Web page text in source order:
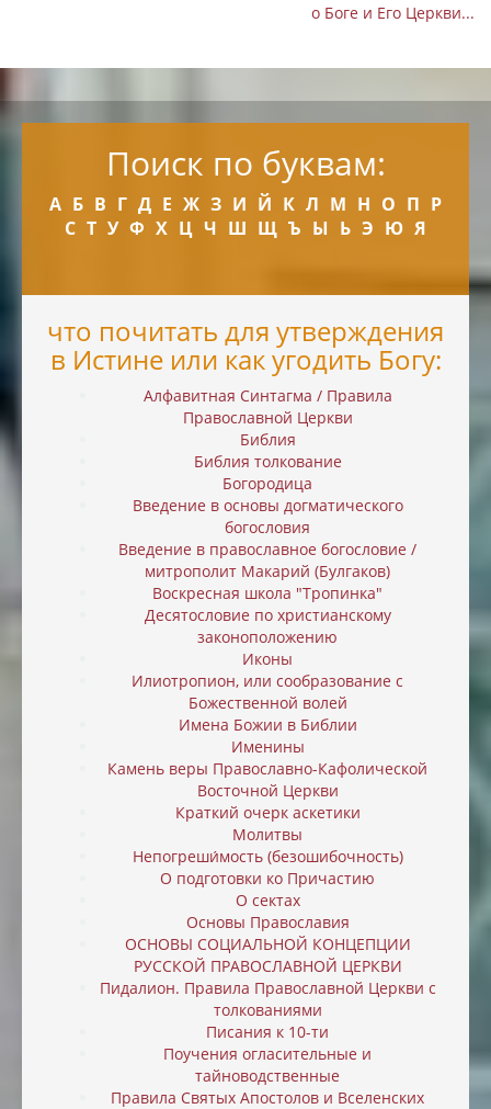
о Боге и Его Церкви...
Поиск по буквам:
А Б В Г Д Е Ж З И Й К Л М Н О П Р
С Т У Ф Х Ц Ч Ш Щ Ъ Ы Ь Э Ю Я
что почитать для утверждения
в Истине или как угодить Богу:
Алфавитная Синтагма / Правила
Православной Церкви
Библия
Библия толкование
Богородица
Введение в основы догматического
богословия
Введение в православное богословие /
митрополит Макарий (Булгаков)
Воскресная школа "Тропинка"
Десятословие по христианскому
законоположению
Иконы
Илиотропион, или cообразование с
Божественной волей
Имена Божии в Библии
Именины
Камень веры Православно-Кафолической
Восточной Церкви
Краткий очерк аскетики
Молитвы
Непогреши́мость (безошибочность)
О подготовки ко Причастию
О сектах
Основы Православия
ОСНОВЫ СОЦИАЛЬНОЙ КОНЦЕПЦИИ
РУССКОЙ ПРАВОСЛАВНОЙ ЦЕРКВИ
Пидалион. Правила Православной Церкви с
толкованиями
Писания к 10-ти
Поучения огласительные и
тайноводственные
Правила Святых Апостолов и Вселенских